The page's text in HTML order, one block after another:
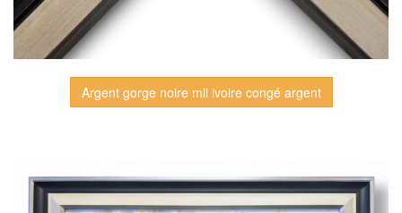
Argent gorge noire mli ivoire congé argent